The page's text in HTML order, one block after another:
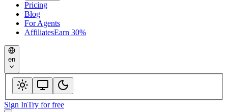
Pricing
Blog
For Agents
AffiliatesEarn 30%
en
Sign InTry for free